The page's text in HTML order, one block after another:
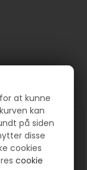
at kunne
kan
på siden
disse
cookies
cookie